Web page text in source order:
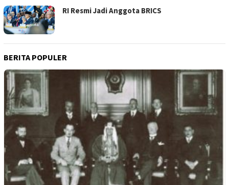
RI Resmi Jadi Anggota BRICS
BERITA POPULER